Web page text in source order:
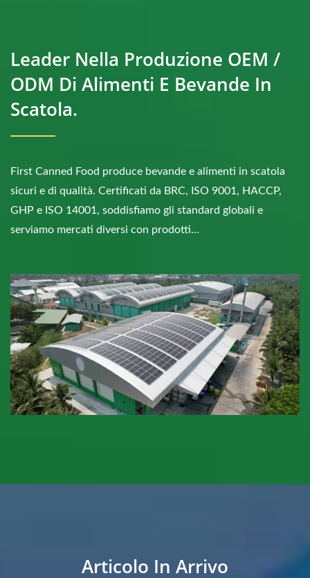
Leader Nella Produzione OEM /
ODM Di Alimenti E Bevande In
Scatola.
First Canned Food produce bevande e alimenti in scatola
sicuri e di qualità. Certificati da BRC, ISO 9001, HACCP,
GHP e ISO 14001, soddisfiamo gli standard globali e
serviamo mercati diversi con prodotti...
Articolo In Arrivo